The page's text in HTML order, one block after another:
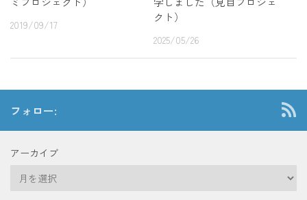
2019/09/17
クト）
2025/05/26
フォロー:
アーカイブ